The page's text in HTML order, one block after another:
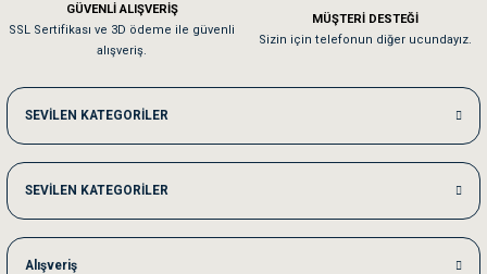
Kedilerim beğeniyorlar. Memnunuz. Uygun fiyatta olması iyi.
Me***** Ya******
Akşam verdiğim sipariş bir sonraki gün elime ulaştı. Jack russell köpeğim
Ka***** Ar******
Ufak bir sorun harici sorun olmadı sağolsunlar onuda hemen çözdüler
GÜVENLİ ALIŞVERİŞ
SSL Sertifikası ve 3D ödeme ile güvenli
alışveriş.
MÜŞTERİ DESTEĞİ
Sizin için telefonun diğer ucundayız.
SEVİLEN KATEGORİLER
SEVİLEN KATEGORİLER
Alışveriş